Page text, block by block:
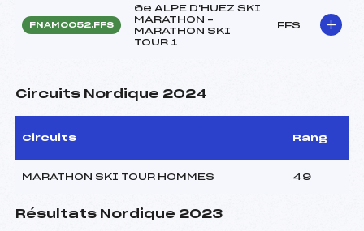
FNAM0052.FFS
6e ALPE D'HUEZ SKI
MARATHON –
MARATHON SKI
TOUR 1
FFS
Circuits Nordique 2024
Circuits Rang
MARATHON SKI TOUR HOMMES 49
Résultats Nordique 2023